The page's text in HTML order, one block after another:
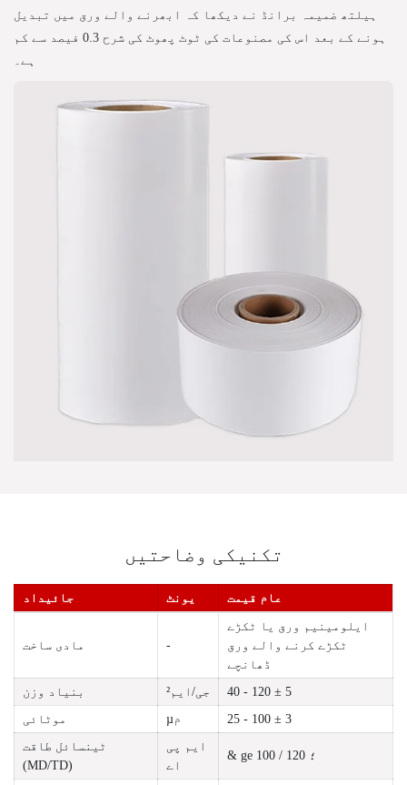
ہیلتھ ضمیمہ برانڈ نے دیکھا کہ ابھرنے والے ورق میں تبدیل
ہونے کے بعد اس کی مصنوعات کی ٹوٹ پھوٹ کی شرح 0.3 فیصد سے کم
ہے۔
تکنیکی وضاحتیں
جائیداد یونٹ عام قیمت
مادی ساخت -
ایلومینیم ورق یا ٹکڑے
ٹکڑے کرنے والے ورق
ڈھانچے
بنیاد وزن
جی/ایم²
40 - 120 ± 5
موٹائی
µم
25 - 100 ± 3
ٹینسائل طاقت
(MD/TD)
ایم پی
اے
& ge ؛ 120 / 100